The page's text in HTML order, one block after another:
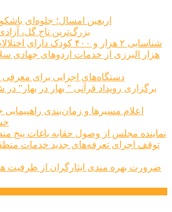
اربعین امسال؛ جلوه‌ای
بزرگ‌ترین تاج گل،
شناسایی ۲ هزار و ۴۰۰ کودک دارای اختلالات بینایی در البرز
دستگاه‌های اجرایی برای
نماینده مجلس از وصول حقابه باغات پنج
ضرورت بهره مندی ایثارگران از ظرفیت